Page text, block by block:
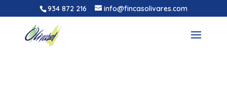
934 872 216 info@fincasolivares.com